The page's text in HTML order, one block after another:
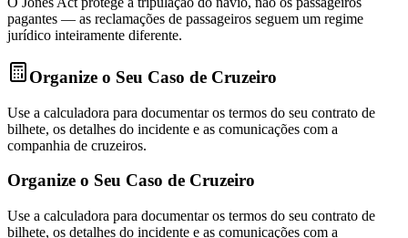
pagantes — as reclamações de passageiros seguem um regime
jurídico inteiramente diferente.
Organize o Seu Caso de Cruzeiro
Use a calculadora para documentar os termos do seu contrato de
bilhete, os detalhes do incidente e as comunicações com a
companhia de cruzeiros.
Organize o Seu Caso de Cruzeiro
Use a calculadora para documentar os termos do seu contrato de
bilhete, os detalhes do incidente e as comunicações com a